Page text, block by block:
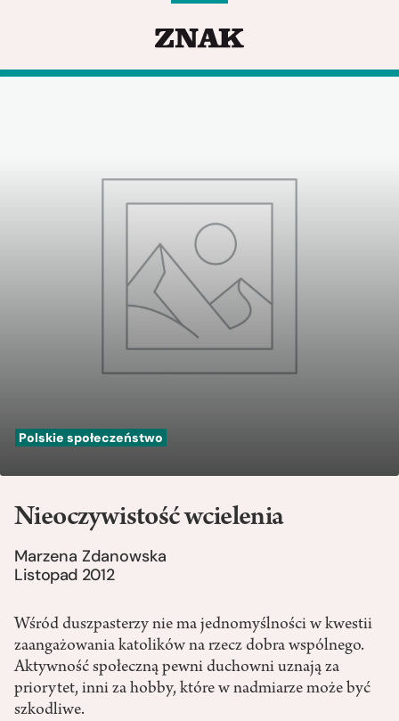
Polskie społeczeństwo
Nieoczywistość wcielenia
Marzena Zdanowska
Listopad 2012
Wśród duszpasterzy nie ma jednomyślności w kwestii
zaangażowania katolików na rzecz dobra wspólnego.
Aktywność społeczną pewni duchowni uznają za
priorytet, inni za hobby, które w nadmiarze może być
szkodliwe.